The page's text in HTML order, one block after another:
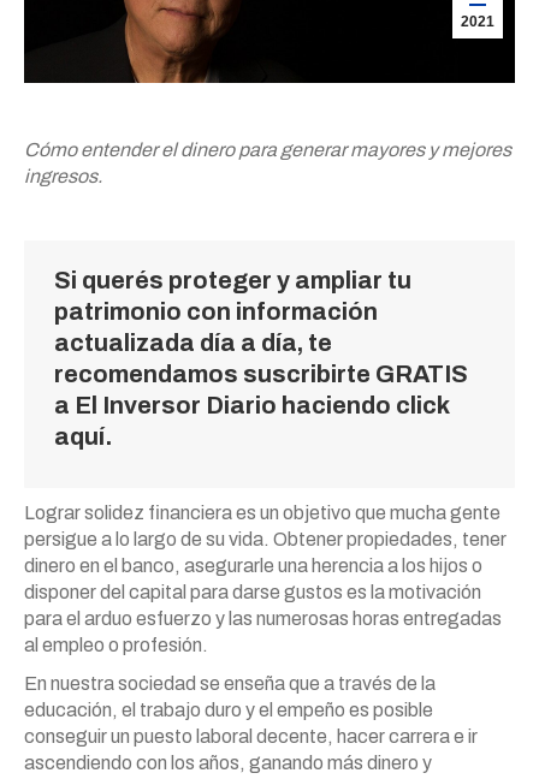
2021
Cómo entender el dinero para generar mayores y mejores
ingresos.
Si querés proteger y ampliar tu
patrimonio con información
actualizada día a día, te
recomendamos suscribirte GRATIS
a El Inversor Diario haciendo click
aquí.
Lograr solidez financiera es un objetivo que mucha gente
persigue a lo largo de su vida. Obtener propiedades, tener
dinero en el banco, asegurarle una herencia a los hijos o
disponer del capital para darse gustos es la motivación
para el arduo esfuerzo y las numerosas horas entregadas
al empleo o profesión.
En nuestra sociedad se enseña que a través de la
educación, el trabajo duro y el empeño es posible
conseguir un puesto laboral decente, hacer carrera e ir
ascendiendo con los años, ganando más dinero y